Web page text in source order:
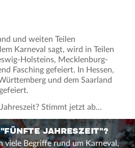
und weiten Teilen
Karneval sagt, wird in Teilen
Holsteins, Mecklenburg-
Fasching gefeiert. In Hessen,
und dem Saarland
Stimmt jetzt ab...
JAHRESZEIT"?
viele Begriffe rund um Karneval,